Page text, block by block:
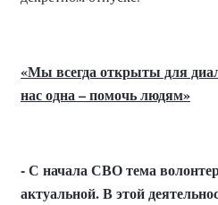
«Мы всегда открыты для
нас одна – помочь людям»
- С начала СВО тема
актуальной. В этой